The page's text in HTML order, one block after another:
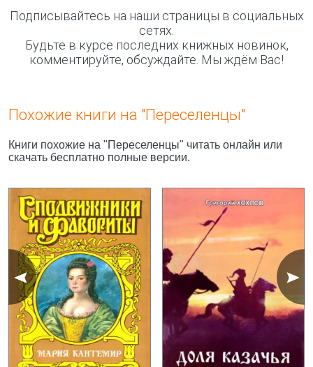
Подписывайтесь на наши страницы в социальных
сетях.
Будьте в курсе последних книжных новинок,
комментируйте, обсуждайте. Мы ждём Вас!
Похожие книги на "Переселенцы"
Книги похожие на "Переселенцы" читать онлайн или
скачать бесплатно полные версии.